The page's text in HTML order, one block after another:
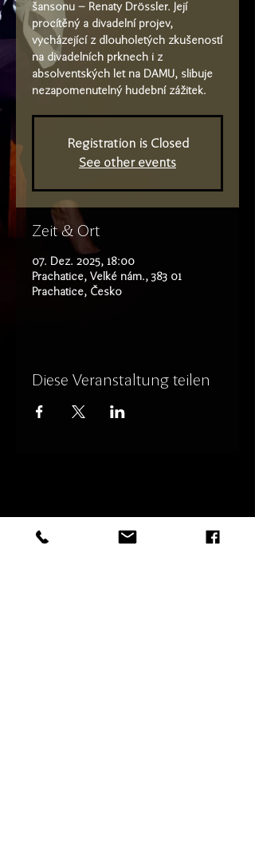
šansonu – Renaty Drössler. Její
procítěný a divadelní projev,
vycházející z dlouholetých zkušeností
na divadelních prknech i z
absolventských let na DAMU, slibuje
nezapomenutelný hudební zážitek.
Registration is Closed
See other events
Zeit & Ort
07. Dez. 2025, 18:00
Prachatice, Velké nám., 383 01
Prachatice, Česko
Diese Veranstaltung teilen